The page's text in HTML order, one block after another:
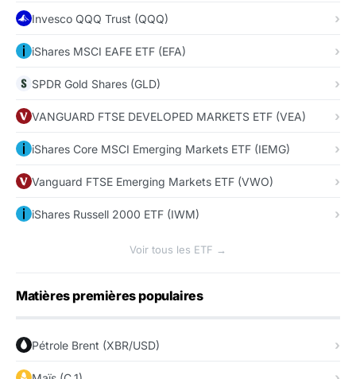
Invesco QQQ Trust (QQQ)
iShares MSCI EAFE ETF (EFA)
SPDR Gold Shares (GLD)
VANGUARD FTSE DEVELOPED MARKETS ETF (VEA)
iShares Core MSCI Emerging Markets ETF (IEMG)
Vanguard FTSE Emerging Markets ETF (VWO)
iShares Russell 2000 ETF (IWM)
Voir tous les ETF →
Matières premières populaires
Pétrole Brent (XBR/USD)